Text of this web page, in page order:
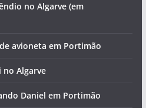
no Algarve (em
avioneta em Portimão
no Algarve
Daniel em Portimão